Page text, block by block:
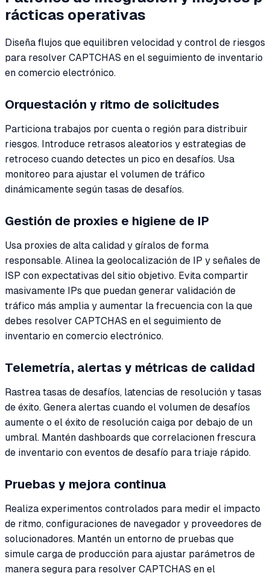
rácticas operativas
Diseña flujos que equilibren velocidad y control de riesgos
para resolver CAPTCHAS en el seguimiento de inventario
en comercio electrónico.
Orquestación y ritmo de solicitudes
Particiona trabajos por cuenta o región para distribuir
riesgos. Introduce retrasos aleatorios y estrategias de
retroceso cuando detectes un pico en desafíos. Usa
monitoreo para ajustar el volumen de tráfico
dinámicamente según tasas de desafíos.
Gestión de proxies e higiene de IP
Usa proxies de alta calidad y gíralos de forma
responsable. Alinea la geolocalización de IP y señales de
ISP con expectativas del sitio objetivo. Evita compartir
masivamente IPs que puedan generar validación de
tráfico más amplia y aumentar la frecuencia con la que
debes resolver CAPTCHAS en el seguimiento de
inventario en comercio electrónico.
Telemetría, alertas y métricas de calidad
Rastrea tasas de desafíos, latencias de resolución y tasas
de éxito. Genera alertas cuando el volumen de desafíos
aumente o el éxito de resolución caiga por debajo de un
umbral. Mantén dashboards que correlacionen frescura
de inventario con eventos de desafío para triaje rápido.
Pruebas y mejora continua
Realiza experimentos controlados para medir el impacto
de ritmo, configuraciones de navegador y proveedores de
solucionadores. Mantén un entorno de pruebas que
simule carga de producción para ajustar parámetros de
manera segura para resolver CAPTCHAS en el